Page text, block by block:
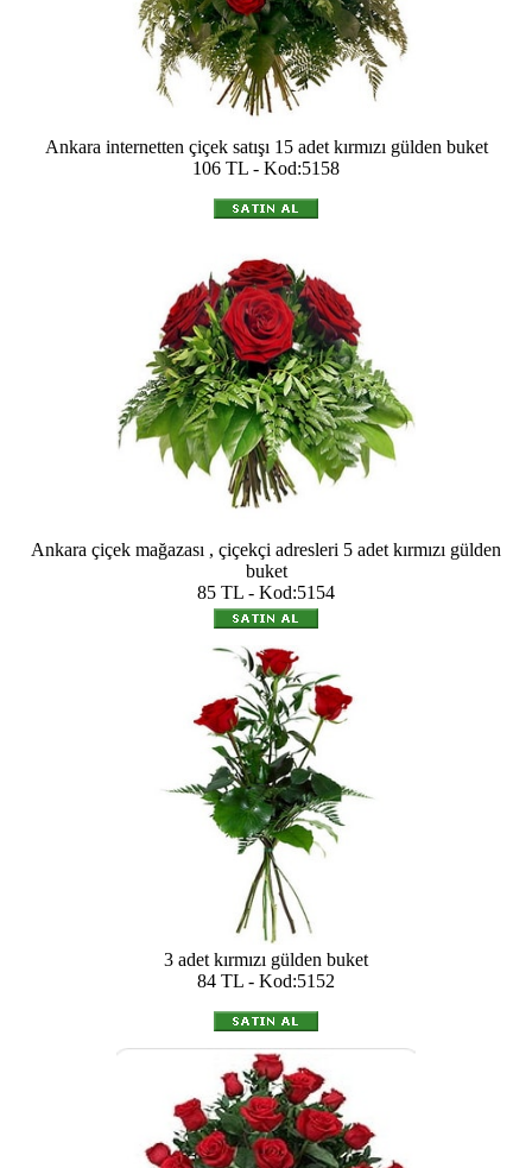
Ankara internetten çiçek satışı 15 adet kırmızı gülden buket
106 TL - Kod:5158
Ankara çiçek mağazası , çiçekçi adresleri 5 adet kırmızı gülden
buket
85 TL - Kod:5154
3 adet kırmızı gülden buket
84 TL - Kod:5152